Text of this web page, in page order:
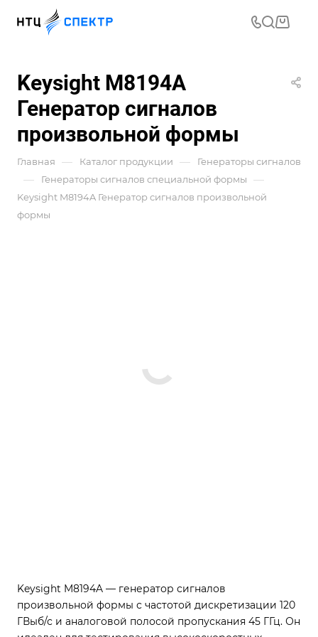
Keysight M8194A
Генератор сигналов
произвольной формы
Главная — Каталог продукции — Генераторы сигналов
— Генераторы сигналов специальной формы —
Keysight M8194A Генератор сигналов произвольной
формы
Keysight M8194A — генератор сигналов
произвольной формы с частотой дискретизации 120
ГВыб/с и аналоговой полосой пропускания 45 ГГц. Он